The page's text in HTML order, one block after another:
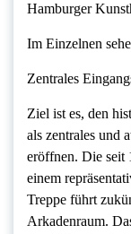
Hamburger
Im Einzelnen
Zentrales
Ziel ist es, den
als zentrales und
eröffnen. Die seit
einem
Treppe führt
Arkadenraum.